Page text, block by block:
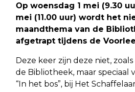
Op woensdag 1 mei (9.30
mei (11.00 uur) wordt het
maandthema van de
afgetrapt tijdens de
Deze keer zijn deze niet,
de Bibliotheek, maar speciaal
“In het bos”, bij Het